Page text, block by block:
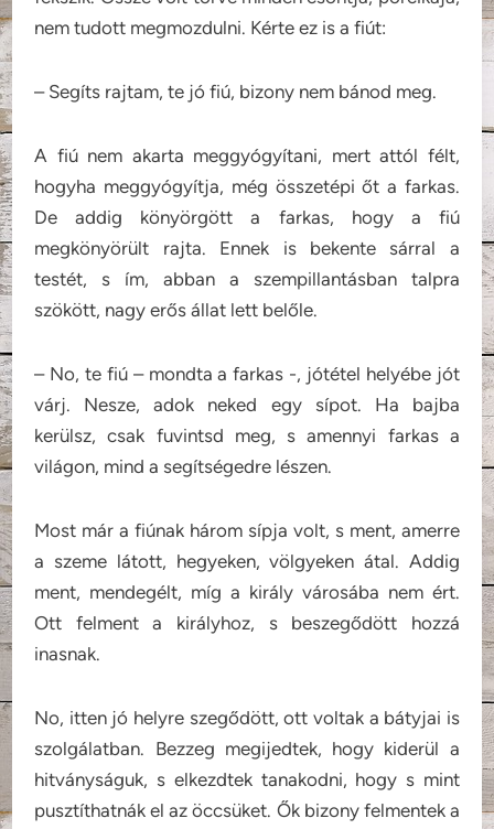
nem tudott megmozdulni. Kérte ez is a fiút:
– Segíts rajtam, te jó fiú, bizony nem bánod meg.
A fiú nem akarta meggyógyítani, mert attól félt,
hogyha meggyógyítja, még összetépi őt a farkas.
De addig könyörgött a farkas, hogy a fiú
megkönyörült rajta. Ennek is bekente sárral a
testét, s ím, abban a szempillantásban talpra
szökött, nagy erős állat lett belőle.
– No, te fiú – mondta a farkas -, jótétel helyébe jót
várj. Nesze, adok neked egy sípot. Ha bajba
kerülsz, csak fuvintsd meg, s amennyi farkas a
világon, mind a segítségedre lészen.
Most már a fiúnak három sípja volt, s ment, amerre
a szeme látott, hegyeken, völgyeken átal. Addig
ment, mendegélt, míg a király városába nem ért.
Ott felment a királyhoz, s beszegődött hozzá
inasnak.
No, itten jó helyre szegődött, ott voltak a bátyjai is
szolgálatban. Bezzeg megijedtek, hogy kiderül a
hitványságuk, s elkezdtek tanakodni, hogy s mint
pusztíthatnák el az öccsüket. Ők bizony felmentek a